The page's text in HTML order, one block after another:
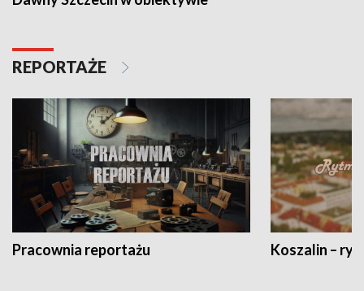
REPORTAŻE
Pracownia reportażu Koszalin –